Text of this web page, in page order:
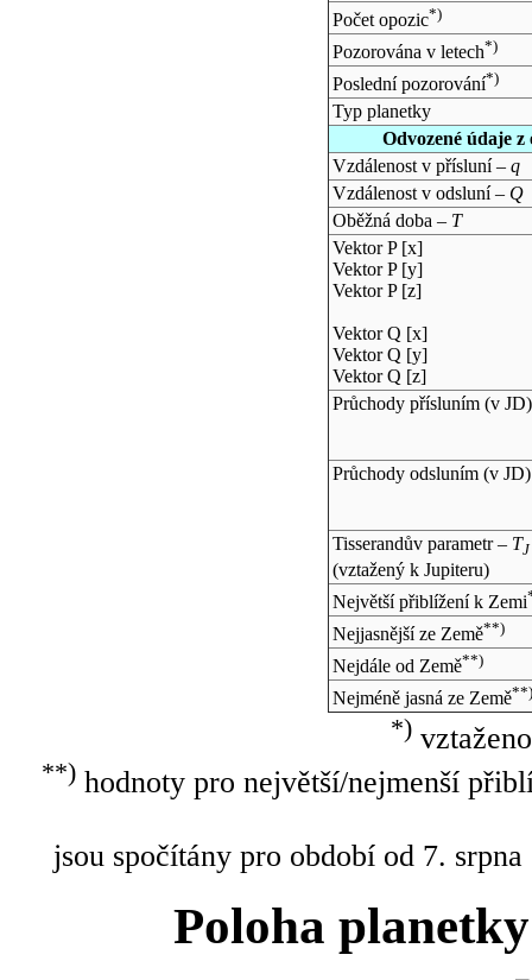
Počet opozic*)
Pozorována v letech*)
Poslední pozorování*)
Typ planetky
Odvozené údaje
Vzdálenost v přísluní – q
Vzdálenost v odsluní – Q
Oběžná doba – T
Vektor P [x]
Vektor P [y]
Vektor P [z]
Vektor Q [x]
Vektor Q [y]
Vektor Q [z]
Průchody přísluním (v JD)
Průchody odsluním (v JD)
Tisserandův parametr – TJ
(vztažený k Jupiteru)
Největší přiblížení k Zemi
Nejjasnější ze Země**)
Nejdále od Země**)
Nejméně jasná ze Země**)
*)
**)hodnoty pro největší/nejmenší
jsou spočítány pro období od 7.
Poloha